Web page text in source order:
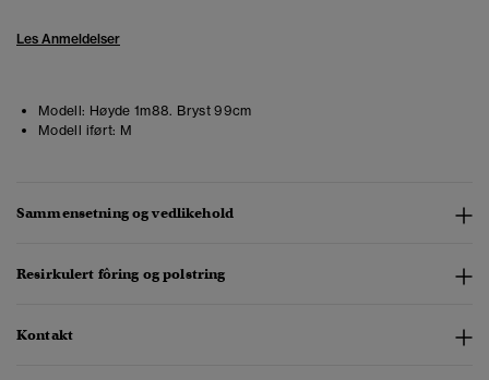
Les Anmeldelser
Modell: Høyde 1m88. Bryst 99cm
Modell iført: M
Sammensetning og vedlikehold
Resirkulert fôring og polstring
Kontakt